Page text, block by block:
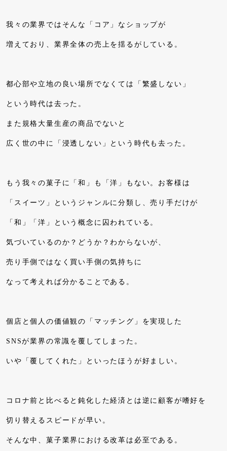
我々の業界ではそんな「コア」なショップが
増えており、業界全体の売上を揺るがしている。
都心部や立地の良い場所でなくては「繁盛しない」
という時代は去った。
また規格大量生産の商品でないと
広く世の中に「浸透しない」という時代も去った。
もう我々の菓子に「和」も「洋」もない。お客様は
「スイーツ」というジャンルに分類し、売り手だけが
「和」「洋」という概念に囚われている。
気づいているのか？どうか？わからないが、
売り手側ではなく買い手側の気持ちに
なって考えれば分かることである。
個店と個人の価値観の「マッチング」を実現した
SNSが業界の常識を覆してしまった。
いや「覆してくれた」といったほうが好ましい。
コロナ前と比べると鈍化した経済とは逆に顧客が嗜好を
切り替えるスピードが早い。
そんな中、菓子業界における改革は必至である。